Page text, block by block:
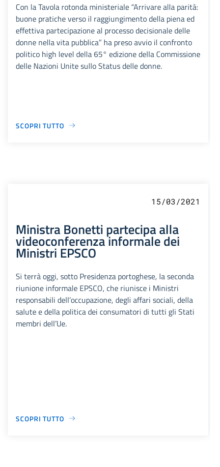
Con la Tavola rotonda ministeriale “Arrivare alla parità:
buone pratiche verso il raggiungimento della piena ed
effettiva partecipazione al processo decisionale delle
donne nella vita pubblica” ha preso avvio il confronto
politico high level della 65° edizione della Commissione
delle Nazioni Unite sullo Status delle donne.
SCOPRI TUTTO
15/03/2021
Ministra Bonetti partecipa alla
videoconferenza informale dei
Ministri EPSCO
Si terrà oggi, sotto Presidenza portoghese, la seconda
riunione informale EPSCO, che riunisce i Ministri
responsabili dell’occupazione, degli affari sociali, della
salute e della politica dei consumatori di tutti gli Stati
membri dell’Ue.
SCOPRI TUTTO